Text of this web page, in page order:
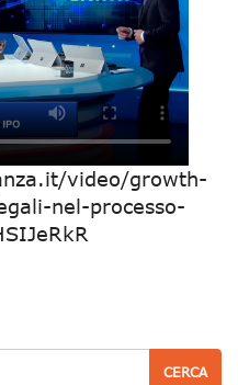
video/growth-
nel-processo-